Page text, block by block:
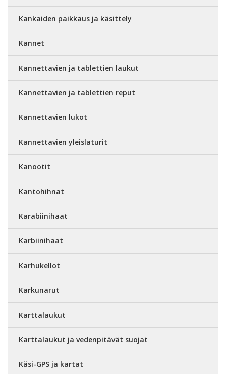
Kankaiden paikkaus ja käsittely
Kannet
Kannettavien ja tablettien laukut
Kannettavien ja tablettien reput
Kannettavien lukot
Kannettavien yleislaturit
Kanootit
Kantohihnat
Karabiinihaat
Karbiinihaat
Karhukellot
Karkunarut
Karttalaukut
Karttalaukut ja vedenpitävät suojat
Käsi-GPS ja kartat